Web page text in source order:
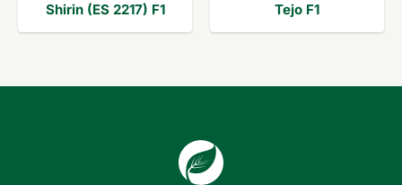
Shirin (ES 2217) F1 Tejo F1